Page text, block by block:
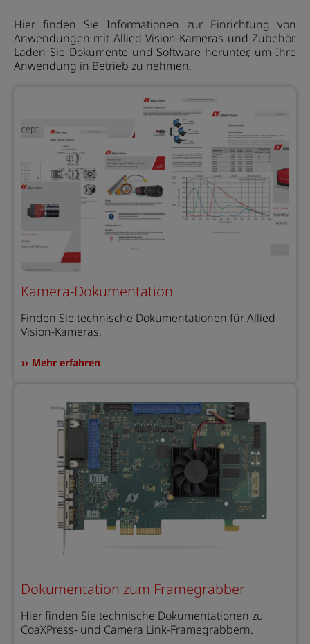
Hier finden Sie Informationen zur Einrichtung von
Anwendungen mit Allied Vision-Kameras und Zubehör.
Laden Sie Dokumente und Software herunter, um Ihre
Anwendung in Betrieb zu nehmen.
Kamera-Dokumentation
Finden Sie technische Dokumentationen für Allied
Vision-Kameras.
Mehr erfahren
Dokumentation zum Framegrabber
Hier finden Sie technische Dokumentationen zu
CoaXPress- und Camera Link-Framegrabbern.